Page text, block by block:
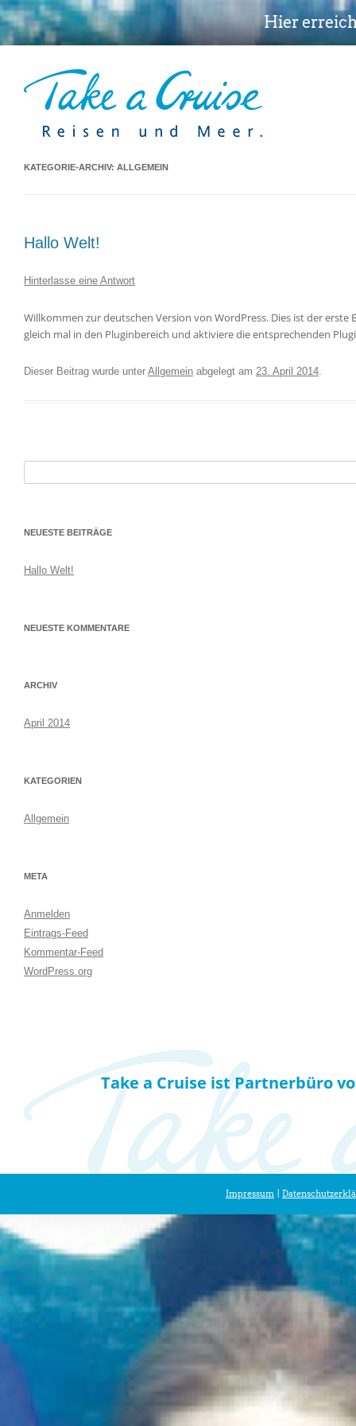
Hier
KATEGORIE-ARCHIV: ALLGEMEIN
Hallo Welt!
Hinterlasse eine Antwort
Willkommen zur deutschen Version von WordPress. Dies ist der
gleich mal in den Pluginbereich und aktiviere die entsprechenden
Dieser Beitrag wurde unter Allgemein abgelegt am 23. April 2014.
NEUESTE BEITRÄGE
Hallo Welt!
NEUESTE KOMMENTARE
ARCHIV
April 2014
KATEGORIEN
Allgemein
META
Anmelden
Eintrags-Feed
Kommentar-Feed
WordPress.org
Take a Cruise ist Partnerbüro
Impressum